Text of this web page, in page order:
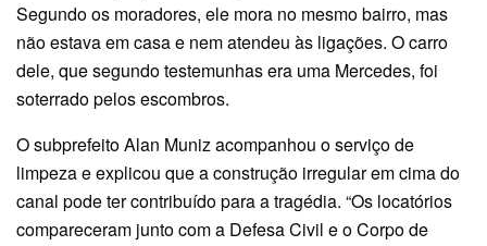
Segundo os moradores, ele mora no mesmo bairro, mas
não estava em casa e nem atendeu às ligações. O carro
dele, que segundo testemunhas era uma Mercedes, foi
soterrado pelos escombros.
O subprefeito Alan Muniz acompanhou o serviço de
limpeza e explicou que a construção irregular em cima do
canal pode ter contribuído para a tragédia. “Os locatórios
compareceram junto com a Defesa Civil e o Corpo de